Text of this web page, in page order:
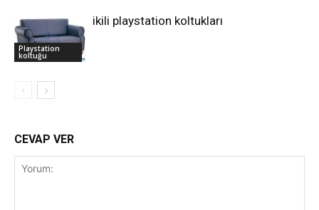
Playstation
koltuğu
ikili playstation koltukları
CEVAP VER